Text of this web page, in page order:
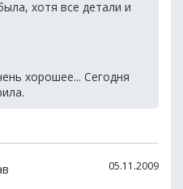
хотя все детали и
хорошее... Сегодня
05.11.2009